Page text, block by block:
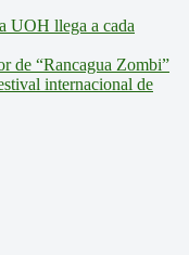
UOH llega a cada
de “Rancagua Zombi”
internacional de